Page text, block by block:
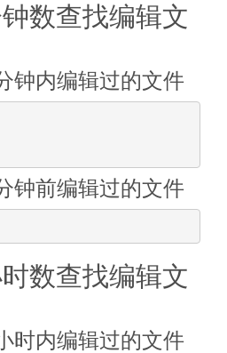
数查找编辑文
钟内编辑过的文件
钟前编辑过的文件
数查找编辑文
时内编辑过的文件